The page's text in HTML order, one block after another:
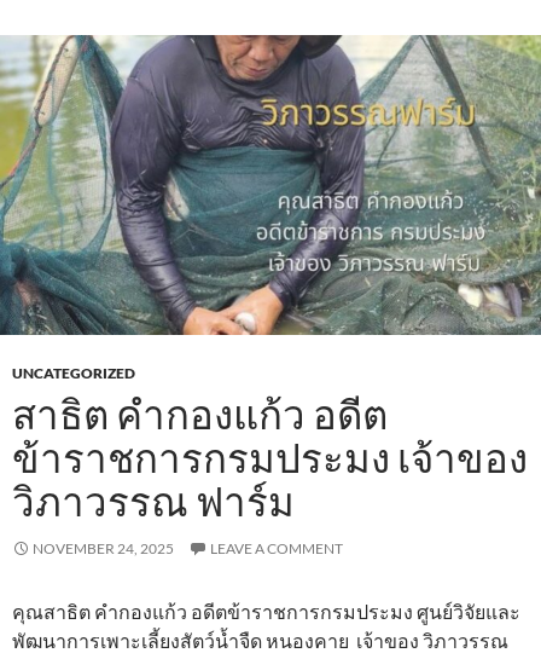
UNCATEGORIZED
สาธิต คำกองแก้ว อดีต
ข้าราชการกรมประมง เจ้าของ
วิภาวรรณ ฟาร์ม
NOVEMBER 24, 2025 LEAVE A COMMENT
คุณสาธิต คำกองแก้ว อดีตข้าราชการกรมประมง ศูนย์วิจัยและ
พัฒนาการเพาะเลี้ยงสัตว์น้ำจืด หนองคาย เจ้าของ วิภาวรรณ